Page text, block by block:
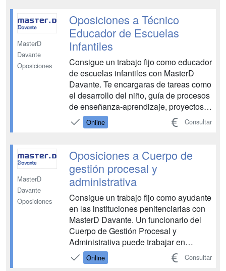
intervenciones, docencia y formación
en el ámbito social, y gesti...
MasterD
Davante
Oposiciones
Oposiciones a Técnico
Educador de Escuelas
Infantiles
Consigue un trabajo fijo como educador
de escuelas infantiles con MasterD
Davante. Te encargaras de tareas como
el desarrollo del niño, guía de procesos
de enseñanza-aprendizaje, proyectos y
programas educativos en niños de 0 a 6
años o evaluar proyectos o programas
oposiciones vienen determinadas en
funci...
Online Consultar
MasterD
Davante
Oposiciones
Oposiciones a Cuerpo de
gestión procesal y
administrativa
Consigue un trabajo fijo como ayudante
en las instituciones penitenciarias con
MasterD Davante. Un funcionario del
Cuerpo de Gestión Procesal y
Administrativa puede trabajar en
cualquier Oficina Judicial, Audiencia o
Tribunal, desempeñando tareas como
Online Consultar